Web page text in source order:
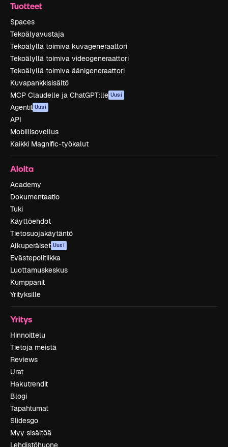
Tuotteet
Spaces
Tekoälyavustaja
Tekoälyllä toimiva kuvageneraattori
Tekoälyllä toimiva videogeneraattori
Tekoälyllä toimiva äänigeneraattori
Kuvapankkisisältö
MCP Claudelle ja ChatGPT:lle Uusi
Agentit Uusi
API
Mobiilisovellus
Kaikki Magnific-työkalut
Aloita
Academy
Dokumentaatio
Tuki
Käyttöehdot
Tietosuojakäytäntö
Alkuperäiset Uusi
Evästepolitiikka
Luottamuskeskus
Kumppanit
Yrityksille
Yritys
Hinnoittelu
Tietoja meistä
Reviews
Urat
Hakutrendit
Blogi
Tapahtumat
Slidesgo
Myy sisältöä
Lehdistöhuone